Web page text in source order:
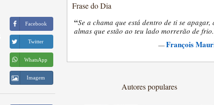
Facebook
Twitter
WhatsApp
Imagem
Frase do Dia
“Se a chama que está dentro de ti se apagar,
almas que estão ao teu lado morrerão de frio.
—François
Autores populares